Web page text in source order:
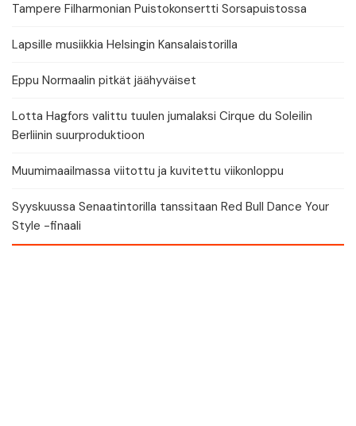
Tampere Filharmonian Puistokonsertti Sorsapuistossa
Lapsille musiikkia Helsingin Kansalaistorilla
Eppu Normaalin pitkät jäähyväiset
Lotta Hagfors valittu tuulen jumalaksi Cirque du Soleilin
Berliinin suurproduktioon
Muumimaailmassa viitottu ja kuvitettu viikonloppu
Syyskuussa Senaatintorilla tanssitaan Red Bull Dance Your
Style -finaali